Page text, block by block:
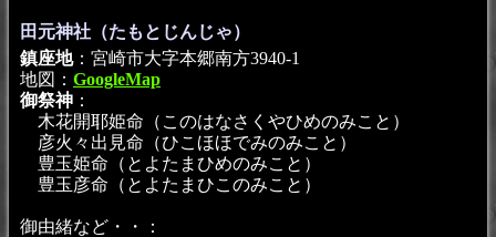
田元神社（たもとじんじゃ）
鎮座地：宮崎市大字本郷南方3940-1
地図： GoogleMap
御祭神 ：
木花開耶姫命（このはなさくやひめのみこと）
彦火々出見命（ひこほほでみのみこと）
豊玉姫命（とよたまひめのみこと）
豊玉彦命（とよたまひこのみこと）
御由緒など・・：